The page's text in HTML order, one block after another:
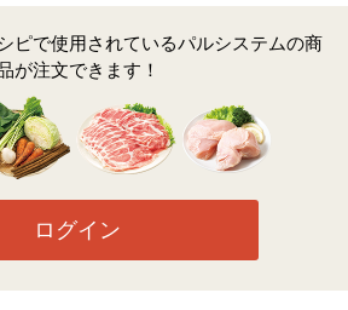
ピで使用されているパルシステムの商
が注文できます！
ログイン